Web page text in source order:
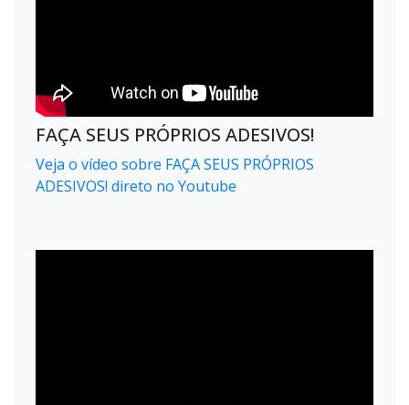
FAÇA SEUS PRÓPRIOS ADESIVOS!
Veja o vídeo sobre FAÇA SEUS PRÓPRIOS
ADESIVOS! direto no Youtube